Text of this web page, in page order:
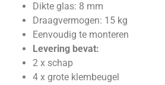
Dikte glas: 8 mm
Draagvermogen: 15 kg
Eenvoudig te monteren
Levering bevat:
2 x schap
4 x grote klembeugel